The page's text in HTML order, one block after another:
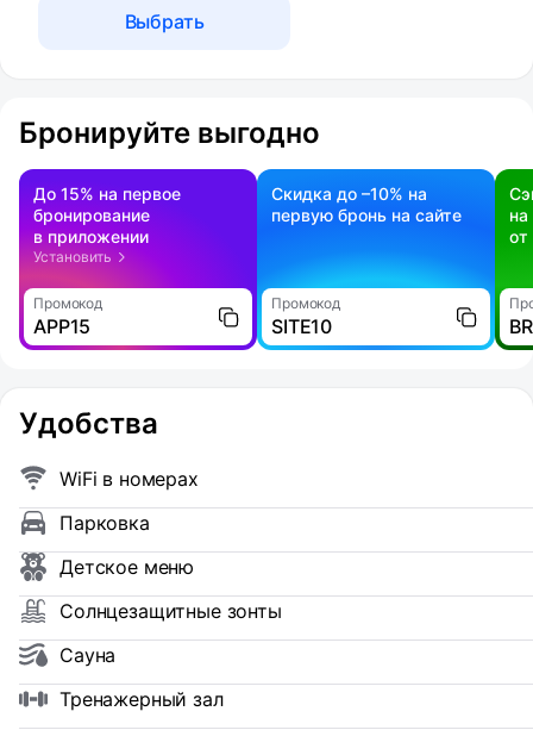
Выбрать
Бронируйте выгодно
До 15% на первое
бронирование
в приложении
Установить
Промокод
APP15
Скидка до –10% на
первую бронь на сайте
Промокод
SITE10
на
Удобства
WiFi в номерах
Парковка
Детское меню
Солнцезащитные зонты
Сауна
Тренажерный зал